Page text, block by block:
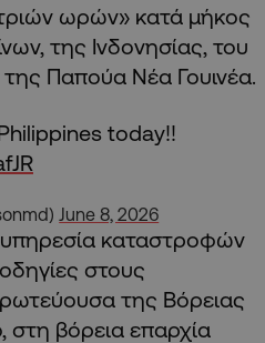
ωρών» κατά μήκος
της Ινδονησίας, του
Παπούα Νέα Γουινέα.
today!!
June 8, 2026
υπηρεσία καταστροφών
στους
της Βόρειας
βόρεια επαρχία